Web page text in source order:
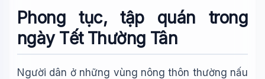
Phong tục, tập quán trong
ngày Tết Thường Tân
Người dân ở những vùng nông thôn thường nấu